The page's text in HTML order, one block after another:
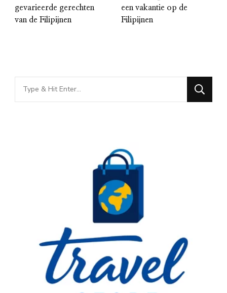
gevarieerde gerechten
van de Filipijnen
een vakantie op de
Filipijnen
Looking
for